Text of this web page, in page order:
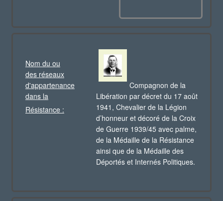
Nom du ou
des réseaux
d'appartenance
dans la
Résistance :
Compagnon de la
Libération par décret du 17 août
1941, Chevalier de la Légion
d’honneur et décoré de la Croix
de Guerre 1939/45 avec palme,
de la Médaille de la Résistance
ainsi que de la Médaille des
Déportés et Internés Politiques.